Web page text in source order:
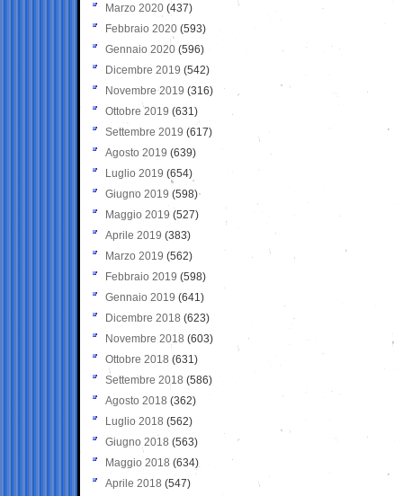
Marzo 2020 (437)
Febbraio 2020 (593)
Gennaio 2020 (596)
Dicembre 2019 (542)
Novembre 2019 (316)
Ottobre 2019 (631)
Settembre 2019 (617)
Agosto 2019 (639)
Luglio 2019 (654)
Giugno 2019 (598)
Maggio 2019 (527)
Aprile 2019 (383)
Marzo 2019 (562)
Febbraio 2019 (598)
Gennaio 2019 (641)
Dicembre 2018 (623)
Novembre 2018 (603)
Ottobre 2018 (631)
Settembre 2018 (586)
Agosto 2018 (362)
Luglio 2018 (562)
Giugno 2018 (563)
Maggio 2018 (634)
Aprile 2018 (547)